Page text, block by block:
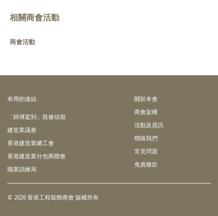
相關商會活動
商會活動
有⽤的連結
「師傅駕到」裝修信箱
建造業議會
香港建造業總工會
香港建造業分包商聯會
職業訓練局
關於本會
商會架構
活動及資訊
聯絡我們
常見問題
免責條款
© 2026 香港工程裝飾商會 版權所有